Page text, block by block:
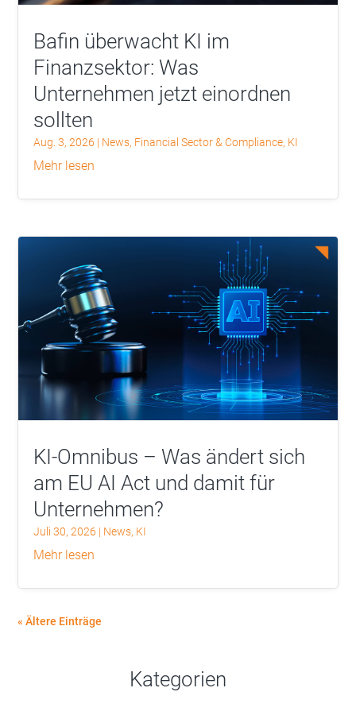
Bafin überwacht KI im
Finanzsektor: Was
Unternehmen jetzt einordnen
sollten
Aug. 3, 2026 | News, Financial Sector & Compliance, KI
mehr lesen
KI-Omnibus – Was ändert sich
am EU AI Act und damit für
Unternehmen?
Juli 30, 2026 | News, KI
mehr lesen
« Ältere Einträge
Kategorien